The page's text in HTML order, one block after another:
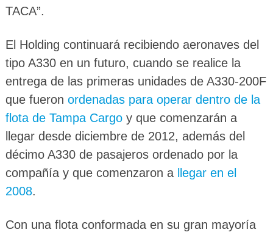
TACA”.
El Holding continuará recibiendo aeronaves del
tipo A330 en un futuro, cuando se realice la
entrega de las primeras unidades de A330-200F
que fueron ordenadas para operar dentro de la
flota de Tampa Cargoy que comenzarán a
llegar desde diciembre de 2012, además del
décimo A330 de pasajeros ordenado por la
compañía y que comenzaron a
llegar en el
2008.
Con una flota conformada en su gran mayoría